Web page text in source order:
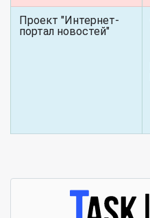
Проект "Интернет-
портал новостей"